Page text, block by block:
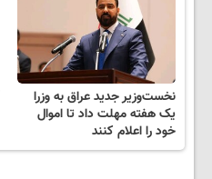
نخست‌وزیر جدید عراق به وزرا
یک هفته مهلت داد تا اموال
خود را اعلام کنند